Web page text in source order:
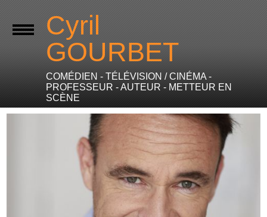
Cyril
GOURBET
COMÉDIEN - TÉLÉVISION / CINÉMA -
PROFESSEUR - AUTEUR - METTEUR EN
SCÈNE